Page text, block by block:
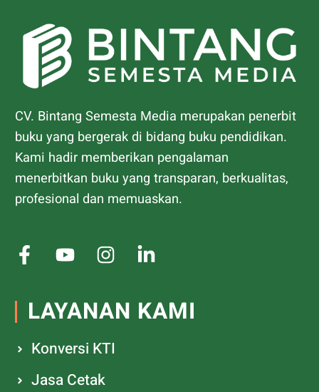
CV. Bintang Semesta Media merupakan penerbit
buku yang bergerak di bidang buku pendidikan.
Kami hadir memberikan pengalaman
menerbitkan buku yang transparan, berkualitas,
profesional dan memuaskan.
LAYANAN KAMI
Konversi KTI
Jasa Cetak